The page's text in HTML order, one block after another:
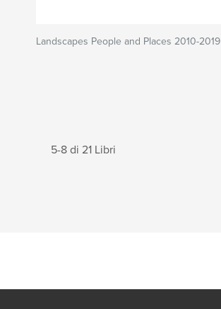
Landscapes People and Places 2010-2019
5-8 di 21 Libri